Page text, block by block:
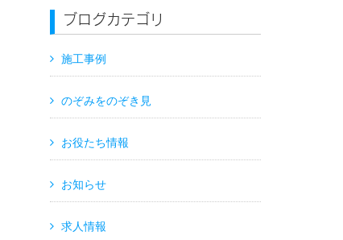
ブログカテゴリ
施工事例
のぞみをのぞき見
お役たち情報
お知らせ
求人情報